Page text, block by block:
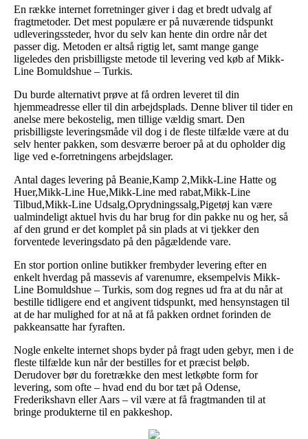
En række internet forretninger giver i dag et bredt udvalg af
fragtmetoder. Det mest populære er på nuværende tidspunkt
udleveringssteder, hvor du selv kan hente din ordre når det
passer dig. Metoden er altså rigtig let, samt mange gange
ligeledes den prisbilligste metode til levering ved køb af Mikk-
Line Bomuldshue – Turkis.
Du burde alternativt prøve at få ordren leveret til din
hjemmeadresse eller til din arbejdsplads. Denne bliver til tider en
anelse mere bekostelig, men tillige vældig smart. Den
prisbilligste leveringsmåde vil dog i de fleste tilfælde være at du
selv henter pakken, som desværre beroer på at du opholder dig
lige ved e-forretningens arbejdslager.
Antal dages levering på Beanie,Kamp 2,Mikk-Line Hatte og
Huer,Mikk-Line Hue,Mikk-Line med rabat,Mikk-Line
Tilbud,Mikk-Line Udsalg,Oprydningssalg,Pigetøj kan være
ualmindeligt aktuel hvis du har brug for din pakke nu og her, så
af den grund er det komplet på sin plads at vi tjekker den
forventede leveringsdato på den pågældende vare.
En stor portion online butikker frembyder levering efter en
enkelt hverdag på massevis af varenumre, eksempelvis Mikk-
Line Bomuldshue – Turkis, som dog regnes ud fra at du når at
bestille tidligere end et angivent tidspunkt, med hensynstagen til
at de har mulighed for at nå at få pakken ordnet forinden de
pakkeansatte har fyraften.
Nogle enkelte internet shops byder på fragt uden gebyr, men i de
fleste tilfælde kun når der bestilles for et præcist beløb.
Derudover bør du foretrække den mest letkøbte form for
levering, som ofte – hvad end du bor tæt på Odense,
Frederikshavn eller Aars – vil være at få fragtmanden til at
bringe produkterne til en pakkeshop.